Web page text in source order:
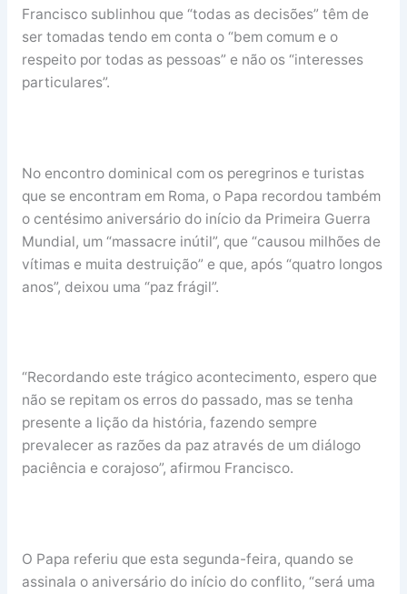
Francisco sublinhou que “todas as decisões” têm de
ser tomadas tendo em conta o “bem comum e o
respeito por todas as pessoas” e não os “interesses
particulares”.
No encontro dominical com os peregrinos e turistas
que se encontram em Roma, o Papa recordou também
o centésimo aniversário do início da Primeira Guerra
Mundial, um “massacre inútil”, que “causou milhões de
vítimas e muita destruição” e que, após “quatro longos
anos”, deixou uma “paz frágil”.
“Recordando este trágico acontecimento, espero que
não se repitam os erros do passado, mas se tenha
presente a lição da história, fazendo sempre
prevalecer as razões da paz através de um diálogo
paciência e corajoso”, afirmou Francisco.
O Papa referiu que esta segunda-feira, quando se
assinala o aniversário do início do conflito, “será uma